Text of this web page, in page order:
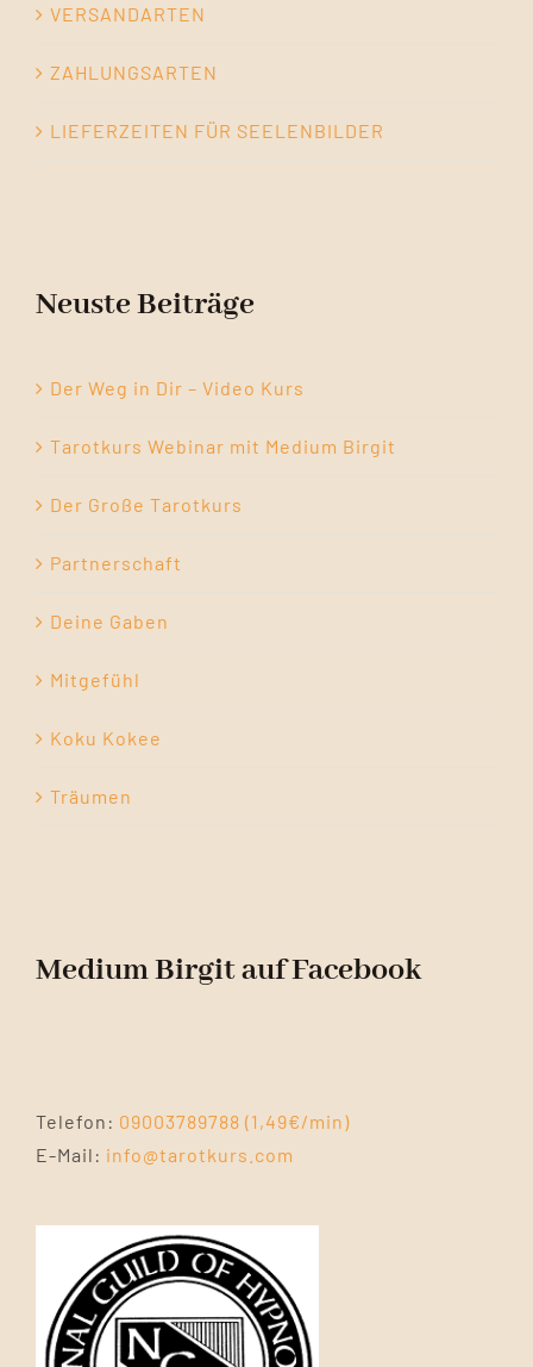
VERSANDARTEN
ZAHLUNGSARTEN
LIEFERZEITEN FÜR SEELENBILDER
Neuste Beiträge
Der Weg in Dir – Video Kurs
Tarotkurs Webinar mit Medium Birgit
Der Große Tarotkurs
Partnerschaft
Deine Gaben
Mitgefühl
Koku Kokee
Träumen
Medium Birgit auf Facebook
Telefon: 09003789788 (1,49€/min)
E-Mail: info@tarotkurs.com